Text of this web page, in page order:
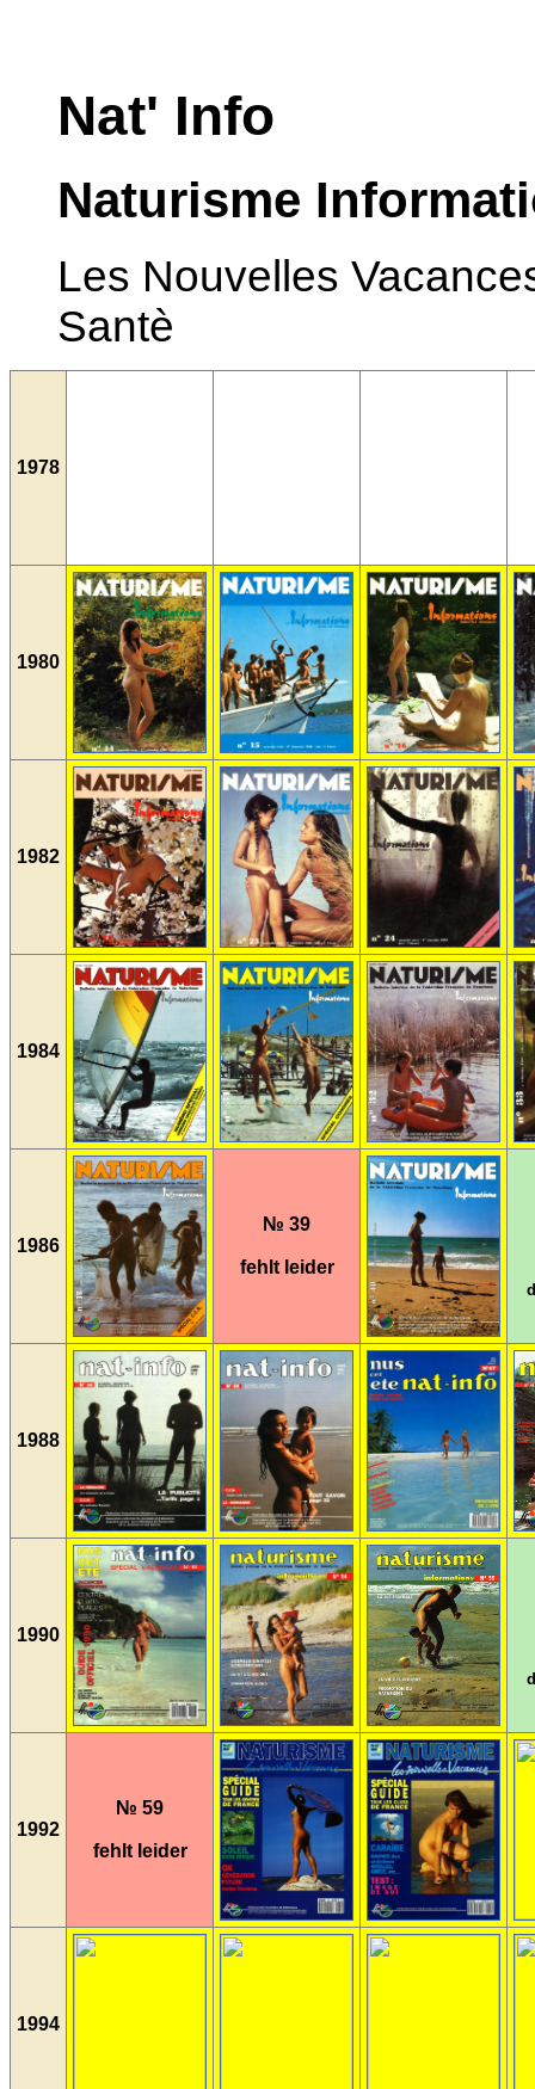
Nat' Info
Naturisme
Les Nouvelles
Santè
1978
1980
1982
1984
1986
№ 39
fehlt leider
1988
1990
1992
№ 59
fehlt leider
1994